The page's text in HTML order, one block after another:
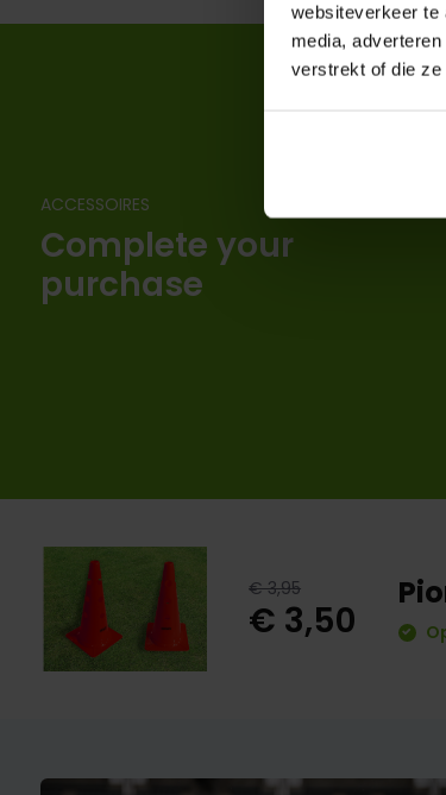
websiteverkeer te
media,
verstrekt of die
ACCESSOIRES
Complete your
purchase
€ 3,95
€ 3,50